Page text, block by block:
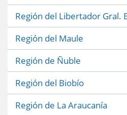
Región del Libertador Gral.
Región del Maule
Región de Ñuble
Región del Biobío
Región de La Araucanía